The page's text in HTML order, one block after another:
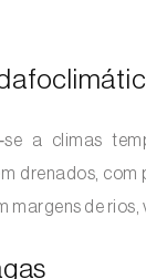
a climas
drenados, com
margens de rios,